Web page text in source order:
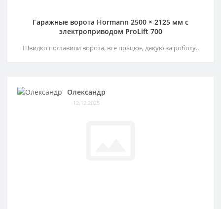
Гаражные ворота Hormann 2500 × 2125 мм c
электроприводом ProLift 700
Швидко поставили ворота, все працює, дякую за роботу..
Олександр
12.12.2025